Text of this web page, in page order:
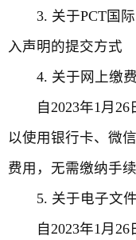
3. 关于PCT国际
入声明的提交方式
4. 关于网上缴费
自2023年1月26
以使用银行卡、微
费用，无需缴纳手续
5. 关于电子文件
自2023年1月26